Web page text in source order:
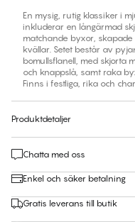
En mysig, rutig klassiker i
inkluderar en långärmad
matchande byxor,
kvällar. Setet består av
bomullsflanell, med skjorta
och knappslå, samt raka
Finns i festliga, rika och
Produktdetaljer
Chatta med oss
Enkel och säker betalning
Gratis leverans till butik